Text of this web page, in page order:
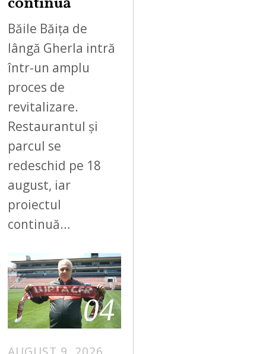
Băile Băița de
lângă Gherla intră
într-un amplu
proces de
revitalizare.
Restaurantul și
parcul se
redeschid pe 18
august, iar
proiectul
continuă…
04